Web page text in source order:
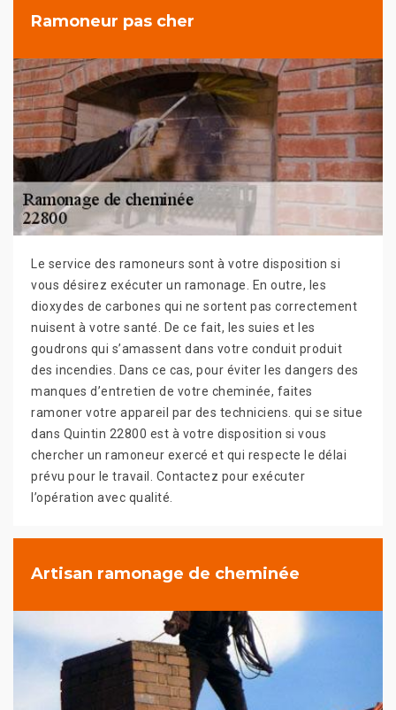
Ramoneur pas cher
Le service des ramoneurs sont à votre disposition si
vous désirez exécuter un ramonage. En outre, les
dioxydes de carbones qui ne sortent pas correctement
nuisent à votre santé. De ce fait, les suies et les
goudrons qui s’amassent dans votre conduit produit
des incendies. Dans ce cas, pour éviter les dangers des
manques d’entretien de votre cheminée, faites
ramoner votre appareil par des techniciens. qui se situe
dans Quintin 22800 est à votre disposition si vous
chercher un ramoneur exercé et qui respecte le délai
prévu pour le travail. Contactez pour exécuter
l’opération avec qualité.
Artisan ramonage de cheminée